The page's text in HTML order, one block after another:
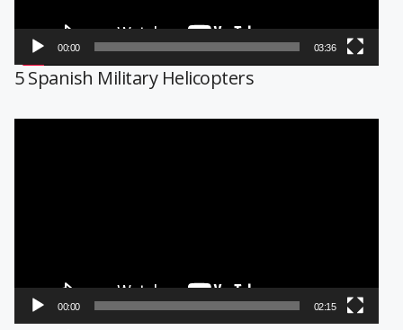
00:00 03:36
5 Spanish Military Helicopters
00:00 02:15